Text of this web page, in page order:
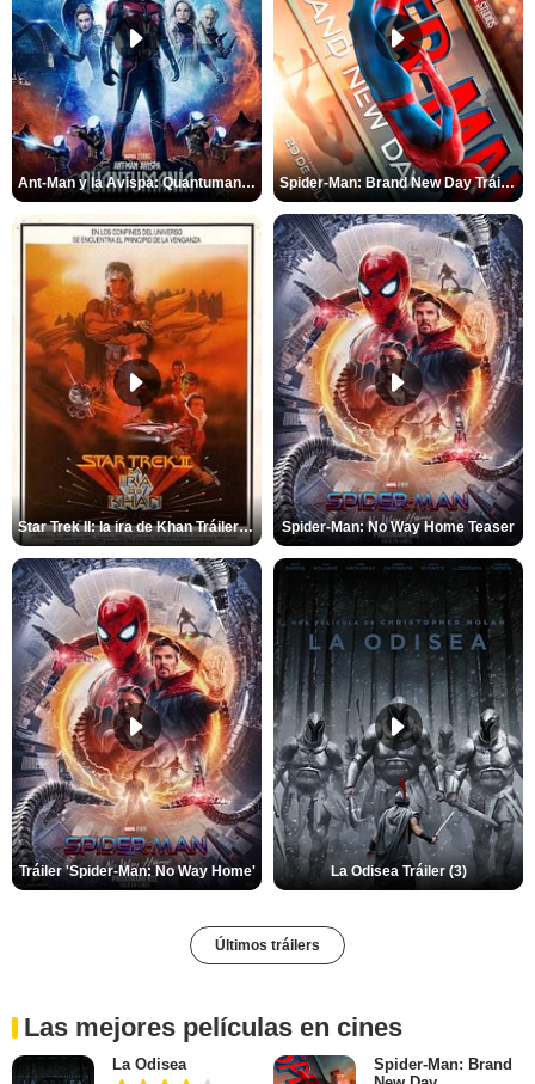
Ant-Man y la Avispa: Quantumanía Tráiler (2) Spider-Man: Brand New Day Tráiler (3)
Star Trek II: la ira de Khan Tráiler VO Spider-Man: No Way Home Teaser
Tráiler 'Spider-Man: No Way Home' La Odisea Tráiler (3)
Últimos tráilers
Las mejores películas en cines
La Odisea
Spider-Man: Brand